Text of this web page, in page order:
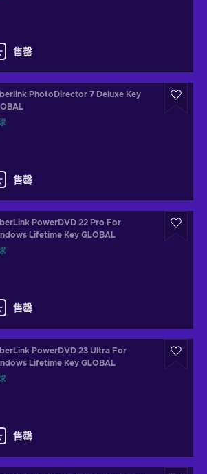
售罄
PhotoDirector 7 Deluxe Key
售罄
PowerDVD 22 Pro For
Lifetime Key GLOBAL
售罄
PowerDVD 23 Ultra For
Lifetime Key GLOBAL
售罄